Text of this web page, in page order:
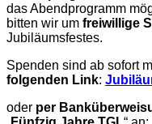
das Abendprogramm
bitten wir um freiwillige
Jubiläumsfestes.
Spenden sind ab sofort
folgenden Link:
oder per